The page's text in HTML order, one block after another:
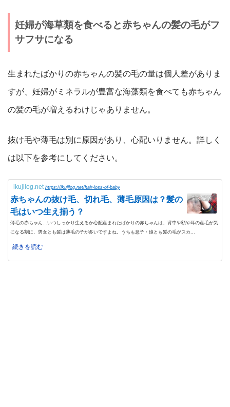
妊婦が海草類を食べると赤ちゃんの髪の毛がフ
サフサになる
生まれたばかりの赤ちゃんの髪の毛の量は個人差がありま
すが、妊婦がミネラルが豊富な海藻類を食べても赤ちゃん
の髪の毛が増えるわけじゃありません。
抜け毛や薄毛は別に原因があり、心配いりません。詳しく
は以下を参考にしてください。
ikujilog.net https://ikujilog.net/hair-loss-of-baby
赤ちゃんの抜け毛、切れ毛、薄毛原因は？髪の
毛はいつ生え揃う？
薄毛の赤ちゃん…いつしっかり生えるか心配産まれたばかりの赤ちゃんは、背中や額や耳の産毛が気
になる割に、男女とも髪は薄毛の子が多いですよね。うちも息子・娘とも髪の毛がスカ...
続きを読む